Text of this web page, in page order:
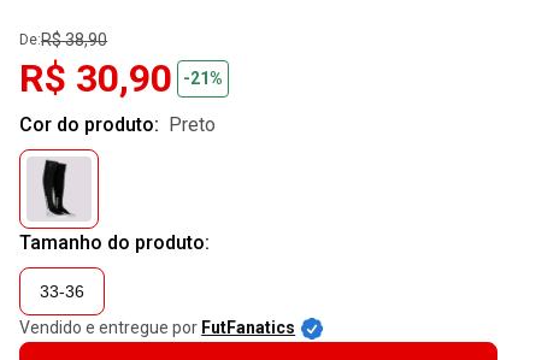
De:R$ 38,90
R$ 30,90 -21%
Cor do produto: preto
Tamanho do produto:
33-36
Vendido e entregue por FutFanatics